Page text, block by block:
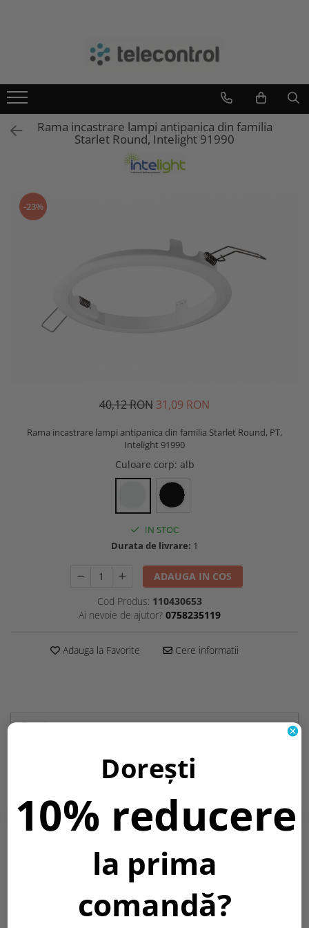
Teletask
IntelightRama incastrare lampi antipanica din familia
Starlet Round, Intelight 91990
-23%
40,12 RON 31,09 RON
Rama incastrare lampi antipanica din familia Starlet Round, PT,
Intelight 91990
Culoare corp: alb
IN STOC
Durata de livrare: 1
ADAUGA IN COS
Cod Produs: 110430653
Ai nevoie de ajutor? 0758235119
Adauga la Favorite Cere informatii
Descriere
Acest kit permite instalarea lampilor antipanica din familia Starlet
Rama pentru montajul ingropat al lampilor antipanica din familia
Starlet Round
Culori disponibile pentru rama incastrata: alb sau negru
Informatii conformitate produs
Dorești
10% reducere
la prima
comandă?